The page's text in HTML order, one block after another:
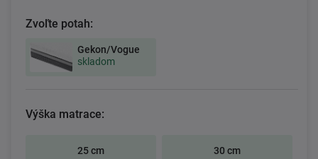
Zvoľte potah:
Gekon/Vogue
skladom
Výška matrace:
25 cm 30 cm